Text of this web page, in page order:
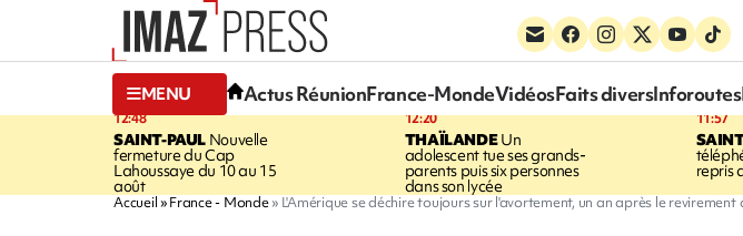
MENU Actus RéunionFrance-MondeVidéosFaits diversInforoutes
12:48
SAINT-PAUL Nouvelle
fermeture du Cap
Lahoussaye du 10 au 15
août
12:20
THAÏLANDEUn
adolescent tue ses grands-
parents puis six personnes
dans son lycée
11:57
repris
Accueil France - Monde L'Amérique se déchire toujours sur l'avortement, un an après le